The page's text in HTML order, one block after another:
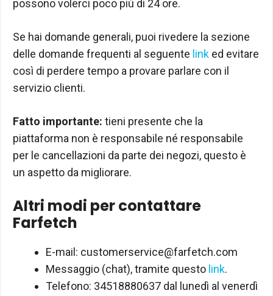
possono volerci poco più di 24 ore.
Se hai domande generali, puoi rivedere la sezione
delle domande frequenti al seguente link ed evitare
così di perdere tempo a provare parlare con il
servizio clienti.
Fatto importante: tieni presente che la
piattaforma non è responsabile né responsabile
per le cancellazioni da parte dei negozi, questo è
un aspetto da migliorare.
Altri modi per contattare
Farfetch
E-mail: customerservice@farfetch.com
Messaggio (chat), tramite questo link.
Telefono: 34518880637 dal lunedì al venerdì